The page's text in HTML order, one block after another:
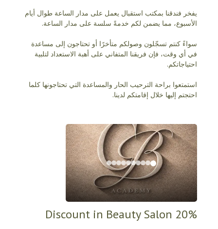
يفخر فندقنا بمكتب استقبال يعمل على مدار الساعة طوال أيام
الأسبوع، مما يضمن لكم خدمةً سلسة على مدار الساعة.
سواءً كنتم تسجّلون وصولكم متأخرًا أو تحتاجون إلى مساعدة
في أي وقت، فإن فريقنا المتفاني على أهبة الاستعداد لتلبية
احتياجاتكم.
استمتعوا براحة الترحيب الحار والمساعدة التي تحتاجونها كلما
احتجتم إليها خلال إقامتكم لدينا.
20% Discount in Beauty Salon